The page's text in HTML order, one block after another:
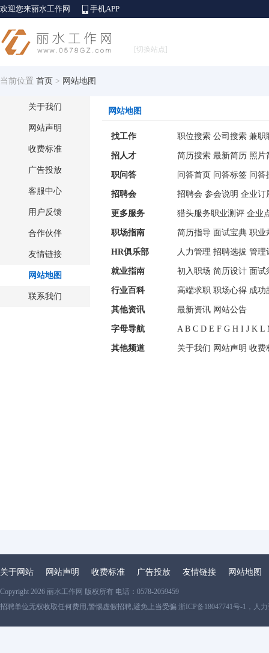
欢迎您来丽水工作网 手机APP
[切换站点]
当前位置 首页 > 网站地图
关于我们
网站声明
收费标准
广告投放
客服中心
用户反馈
合作伙伴
友情链接
网站地图
联系我们
网站地图
找工作 职位搜索 公司搜索 兼职
招人才 简历搜索 最新简历 照片
职问答 问答首页 问答标签 问答
招聘会 招聘会 参会说明 企业订
更多服务 猎头服务职业测评 企业
职场指南 简历指导 面试宝典 职业
HR俱乐部 人力管理 招聘选拔 管理
就业指南 初入职场 简历设计 面试
行业百科 高端求职 职场心得 成功
其他资讯 最新资讯 网站公告
字母导航 A B C D E F G H I J K L
其他频道 关于我们 网站声明 收费
关于网站 网站声明 收费标准 广告投放 友情链接 网站地图
Copyright 2026 丽水工作网 版权所有 电话：0578-2059459
招聘单位无权收取任何费用,警惕虚假招聘,避免上当受骗 浙ICP备18047741号-1，人